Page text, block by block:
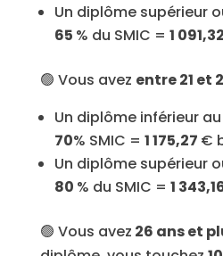
Un diplôme supérieur
65 % du SMIC = 1 091,32
🟢 Vous avez entre 21 et
Un diplôme inférieur
70% SMIC = 1 175,27 €
Un diplôme supérieur
80 % du SMIC = 1
🟢 Vous avez 26 ans et